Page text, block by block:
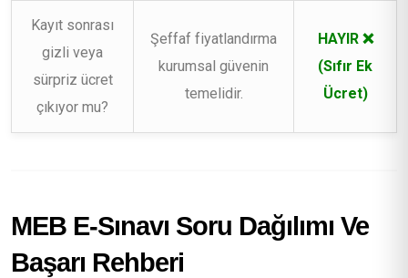
Kayıt sonrası
gizli veya
sürpriz ücret
çıkıyor mu?
Şeffaf fiyatlandırma
kurumsal güvenin
temelidir.
HAYIR ❌
(Sıfır Ek
Ücret)
MEB E-Sınavı Soru Dağılımı Ve
Başarı Rehberi